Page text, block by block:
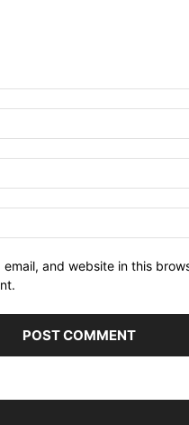
email, and website in this